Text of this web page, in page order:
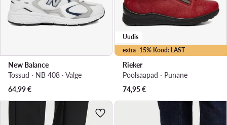
New Balance
Tossud · NB 408 · Valge
64,99€
extra -15% Kood: LAST
Uudis
Rieker
Poolsaapad · Punane
74,95€